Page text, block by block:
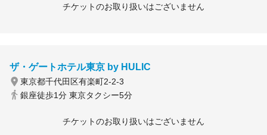
チケットのお取り扱いはございません
ザ・ゲートホテル東京 by HULIC
東京都千代田区有楽町2-2-3
銀座徒歩1分 東京タクシー5分
チケットのお取り扱いはございません